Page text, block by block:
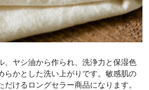
、ヤシ油から作られ、洗浄力と保湿色
らかとした洗い上がりです。敏感肌の
けるロングセラー商品になります。